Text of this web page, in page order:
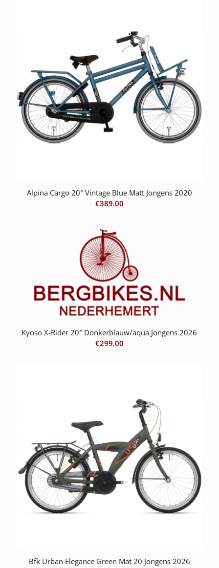
Alpina Cargo 20″ Vintage Blue Matt Jongens 2020
€389.00
Kyoso X-Rider 20″ Donkerblauw/aqua Jongens 2026
€299.00
Bfk Urban Elegance Green Mat 20 Jongens 2026